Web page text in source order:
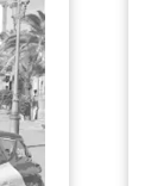
r
a
m